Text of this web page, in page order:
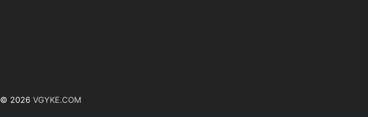
© 2026 VGYKE.COM